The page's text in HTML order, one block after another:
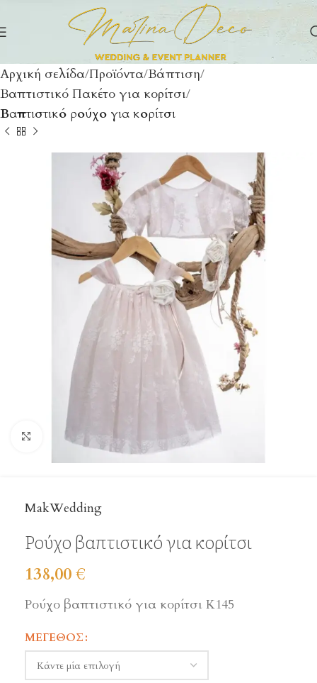
Αρχική σελίδα Προϊόντα Βάπτιση
Βαπτιστικό Πακέτο για κορίτσι
Βαπτιστικό ρούχο για κορίτσι
Click to enlarge
MakWedding
Ρούχο βαπτιστικό για κορίτσι
138,00€
Ρούχο βαπτιστικό για κορίτσι Κ145
ΜΈΓΕΘΟΣ